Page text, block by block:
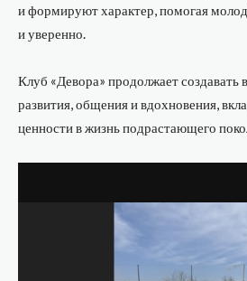
и формируют характер, помогая
и уверенно.
Клуб «Девора» продолжает создавать
развития, общения и вдохновения,
ценности в жизнь подрастающего